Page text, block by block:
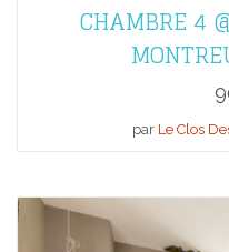
CHAMBRE 4
par Le Clos